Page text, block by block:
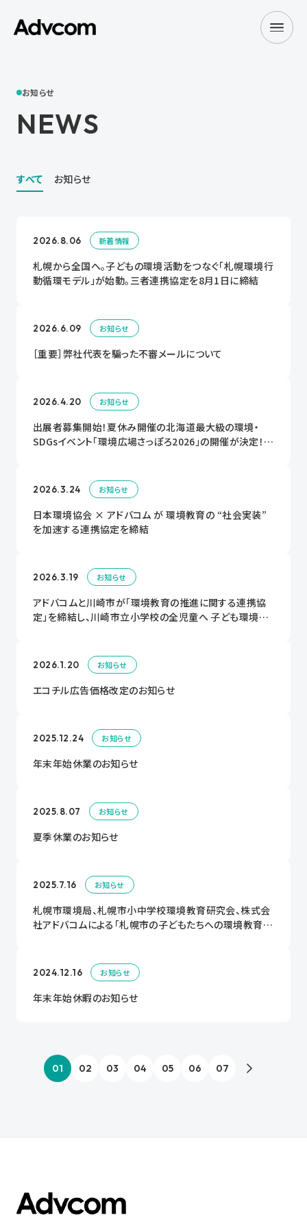
お知らせ
NEWS
すべて お知らせ
2026.8.06 新着情報
札幌から全国へ。子どもの環境活動をつなぐ「札幌環境行
動循環モデル」が始動。三者連携協定を8月1日に締結
2026.6.09 お知らせ
［重要］弊社代表を騙った不審メールについて
2026.4.20 お知らせ
出展者募集開始！夏休み開催の北海道最大級の環境・
SDGsイベント「環境広場さっぽろ2026」の開催が決定！出
2026.3.24 お知らせ
日本環境協会 × アドバコム が 環境教育の “社会実装”
を加速する連携協定を締結
2026.3.19 お知らせ
アドバコムと川崎市が「環境教育の推進に関する連携協
定」を締結し、川崎市立小学校の全児童へ 子ども環境教
2026.1.20 お知らせ
エコチル広告価格改定のお知らせ
2025.12.24 お知らせ
年末年始休業のお知らせ
2025.8.07 お知らせ
夏季休業のお知らせ
2025.7.16 お知らせ
札幌市環境局、札幌市小中学校環境教育研究会、株式会
社アドバコムによる「札幌市の子どもたちへの環境教育・
2024.12.16 お知らせ
年末年始休暇のお知らせ
01 02 03 04 05 06 07